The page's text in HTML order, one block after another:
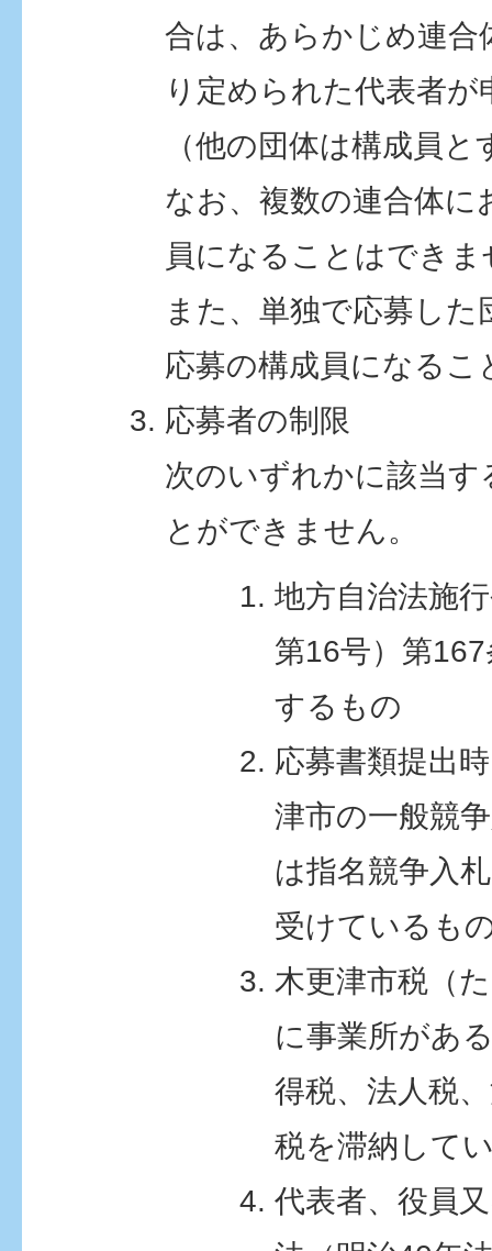
合は、あらかじめ連合
り定められた代表者
（他の団体は構成員と
なお、複数の連合体に
員になることはできま
また、単独で応募した
応募の構成員になる
応募者の制限
次のいずれかに該当
とができません。
地方自治法施
第16号）第
するもの
応募書類提出
津市の一般競
は指名競争入
受けているも
木更津市税（
に事業所があ
得税、法人税
税を滞納して
代表者、役員